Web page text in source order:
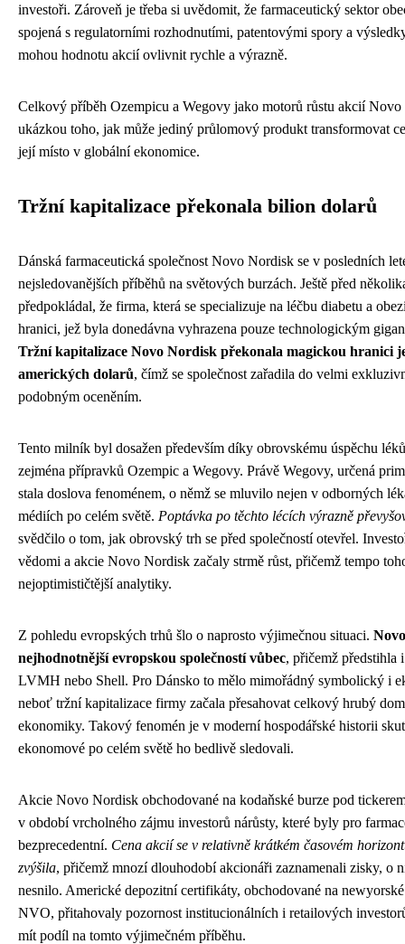
investoři. Zároveň je třeba si uvědomit, že farmaceutický sektor
spojená s regulatorními rozhodnutími, patentovými spory a
mohou hodnotu akcií ovlivnit rychle a výrazně.
Celkový příběh Ozempicu a Wegovy jako motorů růstu akcií
ukázkou toho, jak může jediný průlomový produkt transformovat
její místo v globální ekonomice.
Tržní kapitalizace překonala bilion dolarů
Dánská farmaceutická společnost Novo Nordisk se v posledních
nejsledovanějších příběhů na světových burzách. Ještě před
předpokládal, že firma, která se specializuje na léčbu diabetu a
hranici, jež byla donedávna vyhrazena pouze technologickým
Tržní kapitalizace Novo Nordisk překonala magickou hranici
amerických dolarů, čímž se společnost zařadila do velmi
podobným oceněním.
Tento milník byl dosažen především díky obrovskému úspěchu
zejména přípravků Ozempic a Wegovy. Právě Wegovy, určená
stala doslova fenoménem, o němž se mluvilo nejen v odborných
médiích po celém světě. Poptávka po těchto lécích výrazně
svědčilo o tom, jak obrovský trh se před společností otevřel.
vědomi a akcie Novo Nordisk začaly strmě růst, přičemž tempo
nejoptimističtější analytiky.
Z pohledu evropských trhů šlo o naprosto výjimečnou situaci.
nejhodnotnější evropskou společností vůbec, přičemž předstihla
LVMH nebo Shell. Pro Dánsko to mělo mimořádný symbolický i
neboť tržní kapitalizace firmy začala přesahovat celkový hrubý
ekonomiky. Takový fenomén je v moderní hospodářské historii
ekonomové po celém světě ho bedlivě sledovali.
Akcie Novo Nordisk obchodované na kodaňské burze pod
v období vrcholného zájmu investorů nárůsty, které byly pro
bezprecedentní. Cena akcií se v relativně krátkém časovém
zvýšila, přičemž mnozí dlouhodobí akcionáři zaznamenali zisky, o
nesnilo. Americké depozitní certifikáty, obchodované na
NVO, přitahovaly pozornost institucionálních i retailových
mít podíl na tomto výjimečném příběhu.